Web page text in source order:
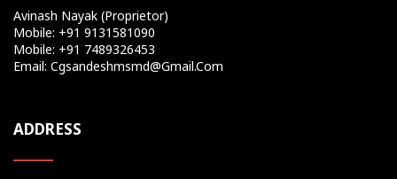
Avinash Nayak (Proprietor)
Mobile: +91 9131581090
Mobile: +91 7489326453
Email: Cgsandeshmsmd@gmail.com
ADDRESS